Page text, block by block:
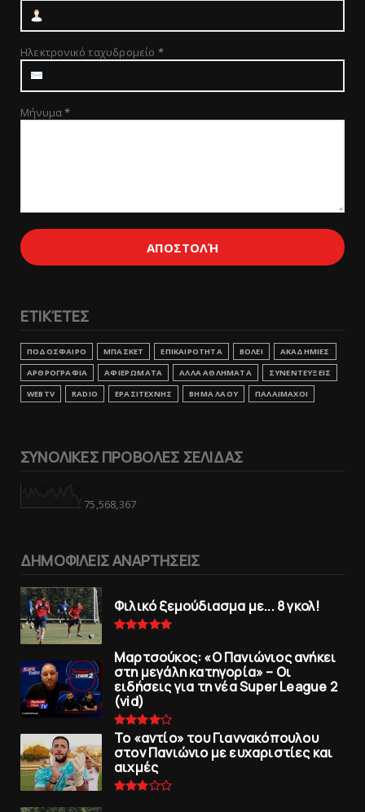
Ηλεκτρονικό ταχυδρομείο *
Μήνυμα*
ΕΤΙΚΈΤΕΣ
ΠΟΔΟΣΦΑΙΡΟ ΜΠΑΣΚΕΤ ΕΠΙΚΑΙΡΟΤΗΤΑ ΒΟΛΕΙ
ΑΚΑΔΗΜΙΕΣ
ΑΡΘΡΟΓΡΑΦΙΑ
ΑΦΙΕΡΩΜΑΤΑ ΑΛΛΑ ΑΘΛΗΜΑΤΑ
ΣΥΝΕΝΤΕΥΞΕΙΣ
WEBTV
RADIO ΕΡΑΣΙΤΕΧΝΗΣ ΒΗΜΑ ΛΑΟΥ ΠΑΛΑΙΜΑΧΟΙ
ΣΥΝΟΛΙΚΕΣ ΠΡΟΒΟΛΕΣ ΣΕΛΙΔΑΣ
75,568,367
ΔΗΜΟΦΙΛΕΙΣ ΑΝΑΡΤΗΣΕΙΣ
Φιλικό ξεμούδιασμα με... 8 γκολ!
Μαρτσούκος: «Ο Πανιώνιος ανήκει
στη μεγάλη κατηγορία» – Οι
ειδήσεις για τη νέα Super League 2
(vid)
To «αντίο» του Γιαννακόπουλου
στον Πανιώνιο με ευχαριστίες και
αιχμές